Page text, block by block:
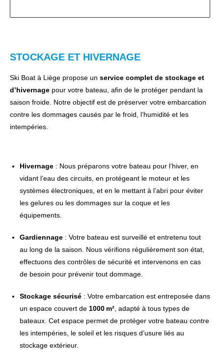
STOCKAGE ET HIVERNAGE
Ski Boat à Liège propose un service complet de stockage et
d’hivernage pour votre bateau, afin de le protéger pendant la
saison froide. Notre objectif est de préserver votre embarcation
contre les dommages causés par le froid, l’humidité et les
intempéries.
Hivernage : Nous préparons votre bateau pour l’hiver, en
vidant l’eau des circuits, en protégeant le moteur et les
systèmes électroniques, et en le mettant à l’abri pour éviter
les gelures ou les dommages sur la coque et les
équipements.
Gardiennage : Votre bateau est surveillé et entretenu tout
au long de la saison. Nous vérifions régulièrement son état,
effectuons des contrôles de sécurité et intervenons en cas
de besoin pour prévenir tout dommage.
Stockage sécurisé : Votre embarcation est entreposée dans
un espace couvert de 1000 m² , adapté à tous types de
bateaux. Cet espace permet de protéger votre bateau contre
les intempéries, le soleil et les risques d’usure liés au
stockage extérieur.